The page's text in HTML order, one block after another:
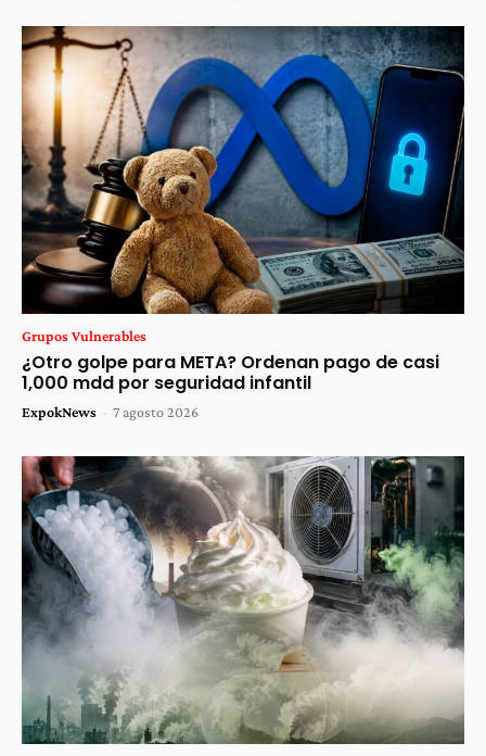
Grupos Vulnerables
¿Otro golpe para META? Ordenan pago de casi
1,000 mdd por seguridad infantil
ExpokNews - 7 agosto 2026